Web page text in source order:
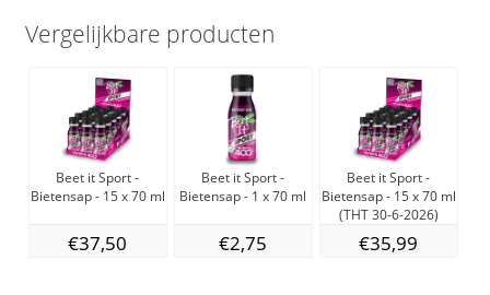
Vergelijkbare producten
Beet it Sport -
Bietensap - 15 x 70 ml
€37,50
Beet it Sport -
Bietensap - 1 x 70 ml
€2,75
Beet it Sport -
Bietensap - 15 x 70 ml
(THT 30-6-2026)
€35,99